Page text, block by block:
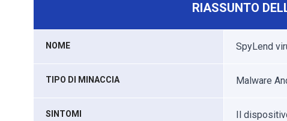
RIASSUNTO
NOME SpyLend
TIPO DI MINACCIA Malware
SINTOMI
Il